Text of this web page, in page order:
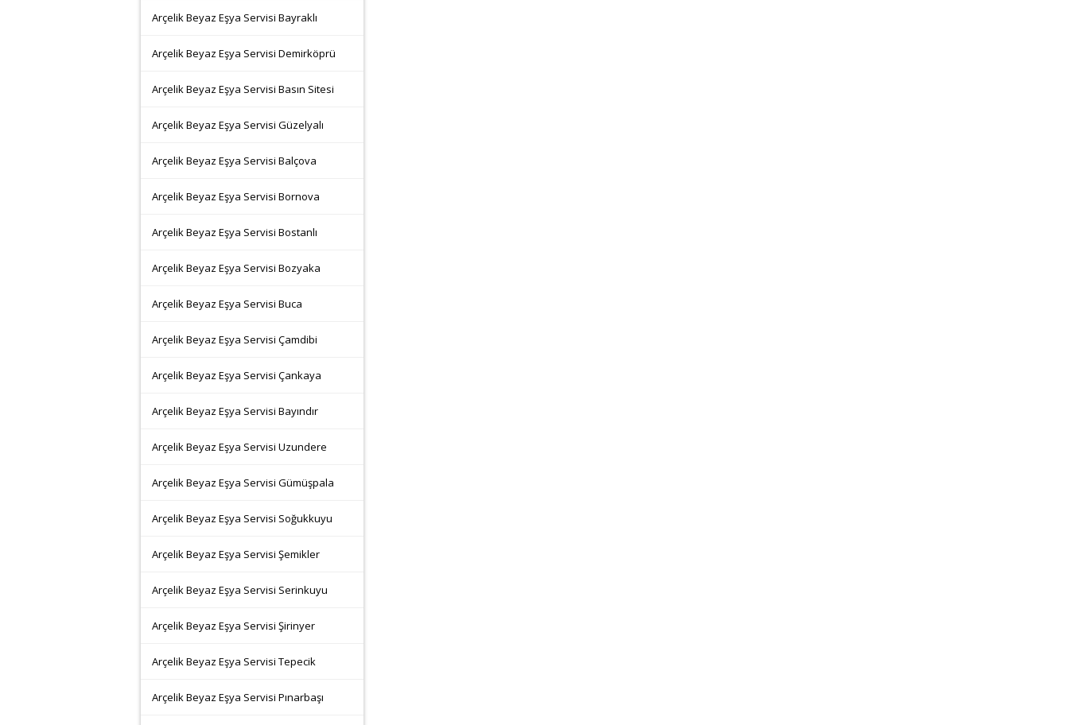
Arçelik Beyaz Eşya Servisi Bayraklı
Arçelik Beyaz Eşya Servisi Demirköprü
Arçelik Beyaz Eşya Servisi Basın Sitesi
Arçelik Beyaz Eşya Servisi Güzelyalı
Arçelik Beyaz Eşya Servisi Balçova
Arçelik Beyaz Eşya Servisi Bornova
Arçelik Beyaz Eşya Servisi Bostanlı
Arçelik Beyaz Eşya Servisi Bozyaka
Arçelik Beyaz Eşya Servisi Buca
Arçelik Beyaz Eşya Servisi Çamdibi
Arçelik Beyaz Eşya Servisi Çankaya
Arçelik Beyaz Eşya Servisi Bayındır
Arçelik Beyaz Eşya Servisi Uzundere
Arçelik Beyaz Eşya Servisi Gümüşpala
Arçelik Beyaz Eşya Servisi Soğukkuyu
Arçelik Beyaz Eşya Servisi Şemikler
Arçelik Beyaz Eşya Servisi Serinkuyu
Arçelik Beyaz Eşya Servisi Şirinyer
Arçelik Beyaz Eşya Servisi Tepecik
Arçelik Beyaz Eşya Servisi Pınarbaşı